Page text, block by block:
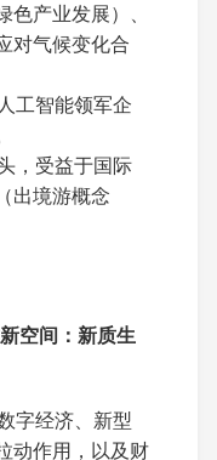
产业发展）、
对气候变化合
人工智能领军企
，受益于国际
（出境游概念
空间：新质生
字经济、新型
动作用，以及财